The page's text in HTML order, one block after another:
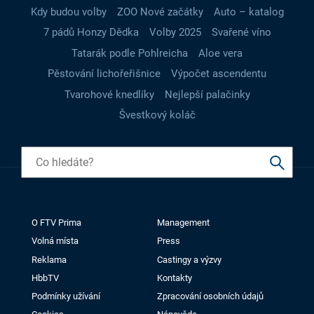
Kdy budou volby ZOO Nové začátky
Auto – katalog
7 pádů Honzy Dědka
Volby 2025
Svařené víno
Tatarák podle Pohlreicha
Aloe vera
Pěstování lichořeřišnice
Výpočet ascendentu
Tvarohové knedlíky
Nejlepší palačinky
Švestkový koláč
O FTV Prima
Management
Volná místa
Press
Reklama
Castingy a výzvy
HbbTV
Kontakty
Podmínky užívání
Zpracování osobních údajů